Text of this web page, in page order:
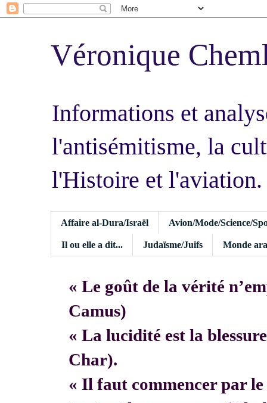
Véronique
Informations et
l'antisémitisme, la
l'Histoire et l'aviation.
Affaire al-Dura/Israël Avion/Mode/Science/
Il ou elle a dit... Judaïsme/Juifs Monde
« Le goût de la vérité
Camus)
« La lucidité est la
Char).
« Il faut commencer par le